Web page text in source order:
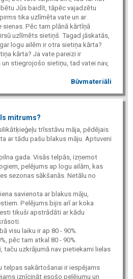
Jūs baidīt, tāpēc vajadzētu
tika uzlīmēta vate un ar
Pēc tam plānā kārtīņā
uzlīmēts sietiņš. Tagad jāskatās,
logu ailēm ir otra sietiņa kārta?
kārta? Ja vate pareizi ir
stiegrojošo sietiņu, tad vatei nav,
Būvmateriāli
mitrums?
trīsstāvu māja, pēdējais
ar tādu pašu blakus māju. Aptuveni
gada. Visās telpās, izņemot
pelējums ap logu ailām, kas
sezonas sākšanās. Netālu no
savienota ar blakus māju,
Pelējums bijis arī ar koka
tikuši apstrādāti ar kādu
visu laiku ir ap 80 - 90%.
pēc tam atkal 80 - 90%.
taču uzkrājumā nav pietiekami lielas
telpas sakārtošanai ir iespējams
iznīcināt esošo pelējumu un